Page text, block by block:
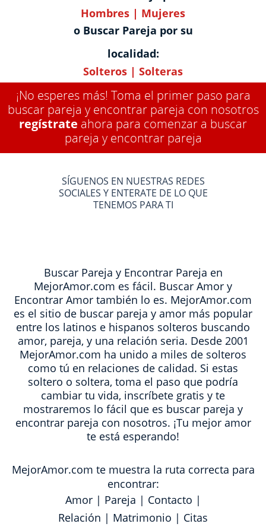
Hombres | Mujeres
o Buscar Pareja por su
localidad:
Solteros | Solteras
¡No esperes más! Toma el primer paso para
buscar pareja y encontrar pareja con nosotros
regístrate ahora para comenzar a buscar
pareja y encontrar pareja
SÍGUENOS EN NUESTRAS REDES
SOCIALES Y ENTERATE DE LO QUE
TENEMOS PARA TI
Buscar Pareja y Encontrar Pareja en
MejorAmor.com es fácil. Buscar Amor y
Encontrar Amor también lo es. MejorAmor.com
es el sitio de buscar pareja y amor más popular
entre los latinos e hispanos solteros buscando
amor, pareja, y una relación seria. Desde 2001
MejorAmor.com ha unido a miles de solteros
como tú en relaciones de calidad. Si estas
soltero o soltera, toma el paso que podría
cambiar tu vida, inscríbete gratis y te
mostraremos lo fácil que es buscar pareja y
encontrar pareja con nosotros. ¡Tu mejor amor
te está esperando!
MejorAmor.com te muestra la ruta correcta para
encontrar:
Amor| Pareja | Contacto |
Relación | Matrimonio | Citas